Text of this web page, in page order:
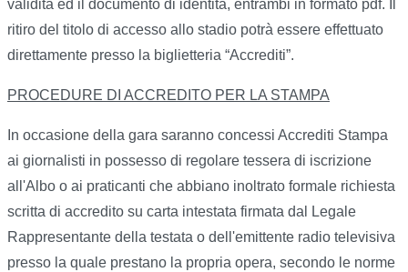
validità ed il documento di identità, entrambi in formato pdf. Il
ritiro del titolo di accesso allo stadio potrà essere effettuato
direttamente presso la biglietteria “Accrediti”.
PROCEDURE DI ACCREDITO PER LA STAMPA
In occasione della gara saranno concessi Accrediti Stampa
ai giornalisti in possesso di regolare tessera di iscrizione
all'Albo o ai praticanti che abbiano inoltrato formale richiesta
scritta di accredito su carta intestata firmata dal Legale
Rappresentante della testata o dell'emittente radio televisiva
presso la quale prestano la propria opera, secondo le norme